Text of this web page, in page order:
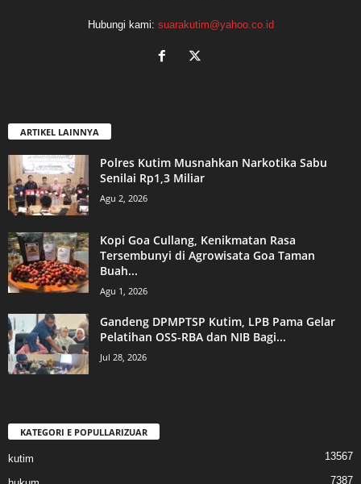
Hubungi kami: suarakutim@yahoo.co.id
ARTIKEL LAINNYA
Polres Kutim Musnahkan Narkotika Sabu
Senilai Rp1,3 Miliar
Agu 2, 2026
Kopi Goa Cullang, Kenikmatan Rasa
Tersembunyi di Agrowisata Goa Taman
Buah...
Agu 1, 2026
Gandeng DPMPTSP Kutim, LPB Pama Gelar
Pelatihan OSS-RBA dan NIB Bagi...
Jul 28, 2026
KATEGORI E POPULLARIZUAR
kutim 13567
7387